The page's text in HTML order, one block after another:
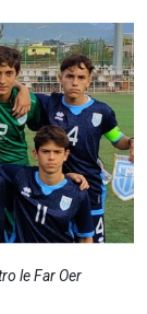
le Far Oer